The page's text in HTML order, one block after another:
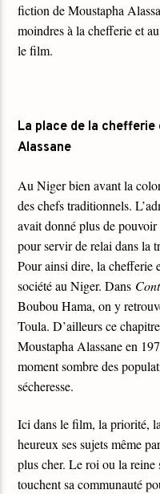
fiction de Moustapha
moindres à la chefferie et
le film.
La place de la
Alassane
Au Niger bien avant la
des chefs traditionnels.
avait donné plus de
pour servir de relai dans la
Pour ainsi dire, la chefferie
société au Niger. Dans
Boubou Hama, on y
Toula. D’ailleurs ce
Moustapha Alassane en
moment sombre des
sécheresse.
Ici dans le film, la priorité,
heureux ses sujets même
plus cher. Le roi ou la reine
touchent sa communauté